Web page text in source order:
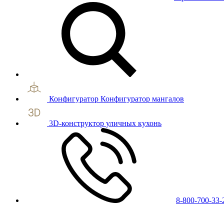
Конфигуратор Конфигуратор мангалов
3D-конструктор уличных кухонь
8-800-700-33-